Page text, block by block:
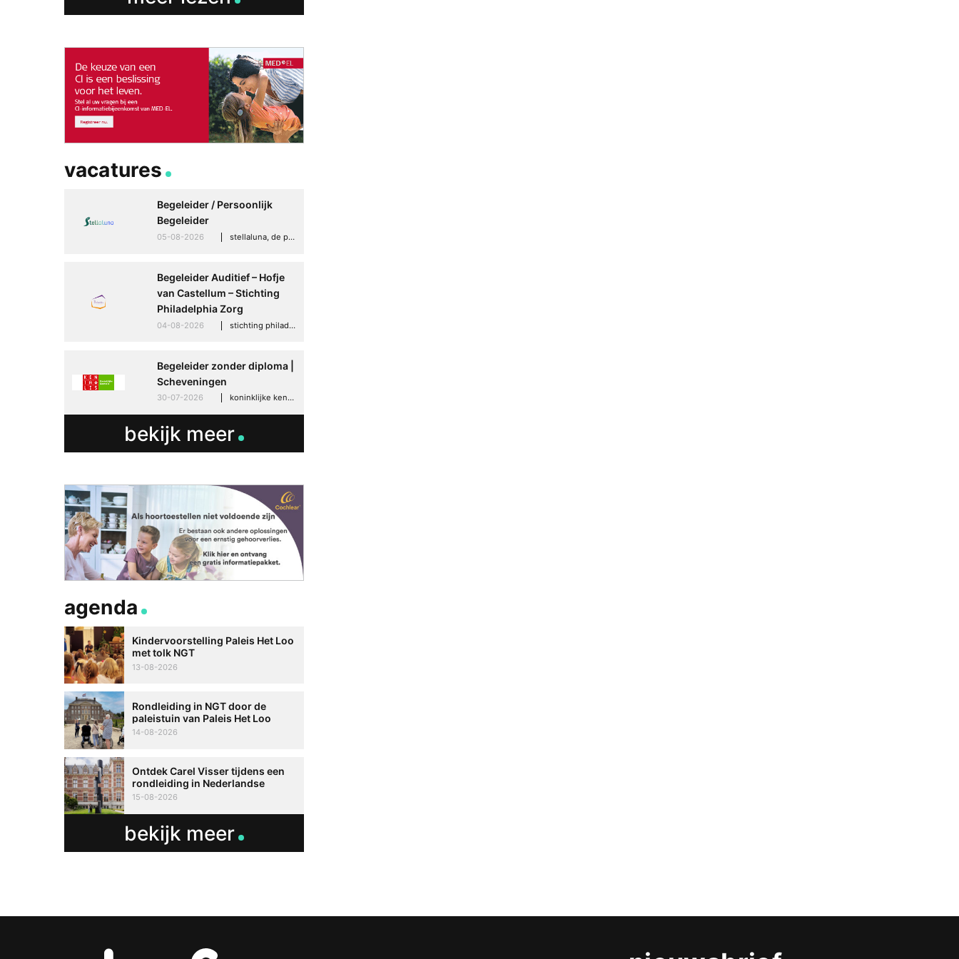
vacatures
Begeleider / Persoonlijk
Begeleider
05-08-2026 stellaluna, de punt (drenthe)
Begeleider Auditief – Hofje
van Castellum – Stichting
Philadelphia Zorg
04-08-2026 stichting philadelphia zorg, den haag
Begeleider zonder diploma |
Scheveningen
30-07-2026 koninklijke kentalis, scheveningen
bekijk meer
agenda
Kindervoorstelling Paleis Het Loo
met tolk NGT
13-08-2026
Rondleiding in NGT door de
paleistuin van Paleis Het Loo
14-08-2026
Ontdek Carel Visser tijdens een
rondleiding in Nederlandse
Gebarentaal
15-08-2026
bekijk meer